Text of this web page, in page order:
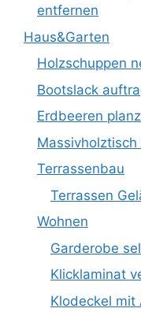
entfernen
Haus&Garten
Holzschuppen
Bootslack
Erdbeeren
Terrassenbau
Terrassen
Wohnen
Garderobe
Klicklaminat
Klodeckel mit